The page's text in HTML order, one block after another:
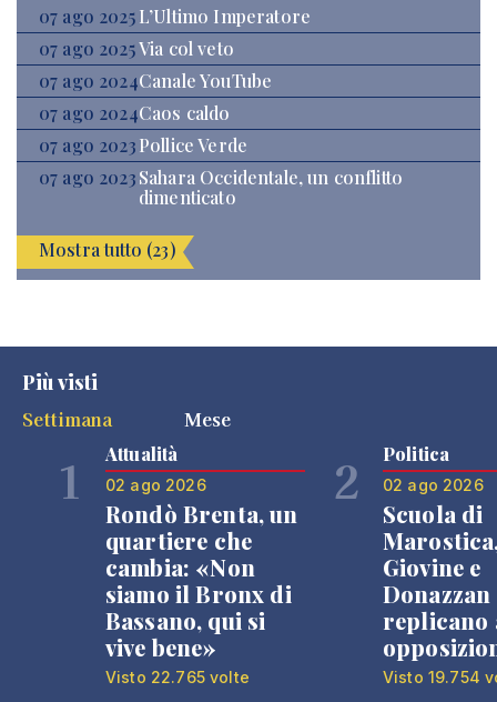
07 ago 2025 L’Ultimo Imperatore
07 ago 2025Via col veto
07 ago 2024Canale YouTube
07 ago 2024Caos caldo
07 ago 2023Pollice Verde
07 ago 2023Sahara Occidentale, un conflitto
dimenticato
Mostra tutto (23)
Più visti
Settimana
Mese
1 Attualità
02 ago 2026
Rondò Brenta, un
quartiere che
cambia: «Non
siamo il Bronx di
Bassano, qui si
vive bene»
Visto 22.765 volte
2 Politica
02 ago 2026
Scuola di
Giovine e
Donazzan
replicano
Visto 19.754